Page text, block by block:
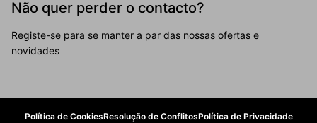
Não quer perder o contacto?
Registe-se para se manter a par das nossas ofertas e
novidades
Política de CookiesResolução de ConflitosPolítica de Privacidade